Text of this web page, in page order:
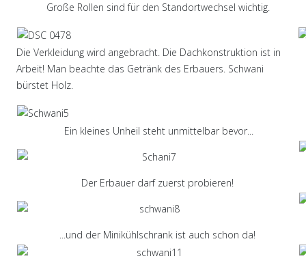
Große Rollen sind für den Standortwechsel wichtig.
Die Verkleidung wird angebracht. Die Dachkonstruktion ist in
Arbeit! Man beachte das Getränk des Erbauers. Schwani
bürstet Holz.
Ein kleines Unheil steht unmittelbar bevor...
Der Erbauer darf zuerst probieren!
...und der Minikühlschrank ist auch schon da!